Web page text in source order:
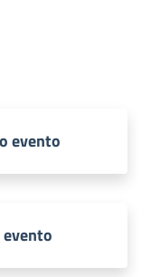
evento